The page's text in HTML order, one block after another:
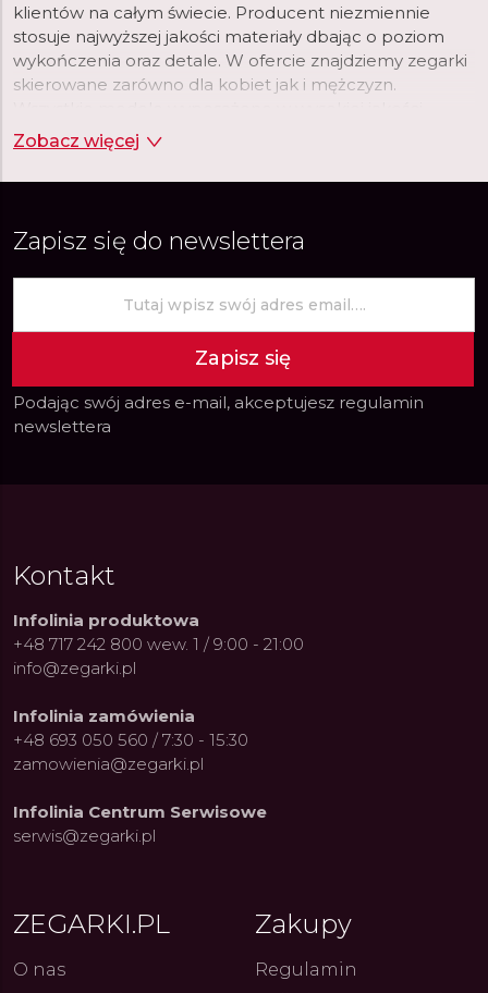
klientów na całym świecie. Producent niezmiennie
stosuje najwyższej jakości materiały dbając o poziom
wykończenia oraz detale. W ofercie znajdziemy zegarki
skierowane zarówno dla kobiet jak i mężczyzn.
skórzane paski oraz klasyczne bransolety. Modele
zarówno casualowe jak i eleganckie, idealnie
komponujące się z niemal każdym wyjściowym
Zobacz więcej
Zapisz się do newslettera
Zapisz się
Podając swój adres e-mail, akceptujesz regulamin
newslettera
Kontakt
Infolinia produktowa
+48 717 242 800 wew. 1 / 9:00 - 21:00
info@zegarki.pl
Infolinia zamówienia
+48 693 050 560 / 7:30 - 15:30
zamowienia@zegarki.pl
Infolinia Centrum Serwisowe
serwis@zegarki.pl
ZEGARKI.PL
O nas
Zakupy
Regulamin